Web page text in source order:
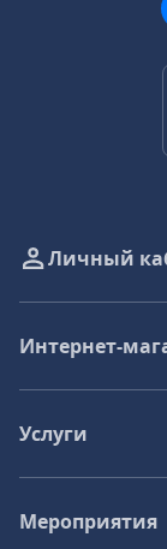
Личный
Интернет-
Услуги
Мероприятия